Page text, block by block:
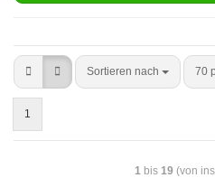
Sortieren nach 70
1
1 bis 19 (von